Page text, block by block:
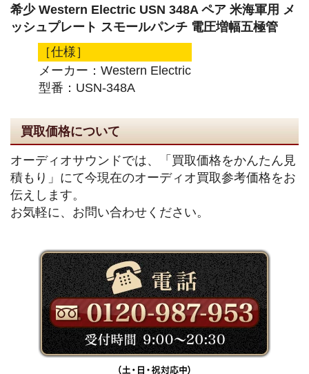
希少 Western Electric USN 348A ペア 米海軍用 メ
ッシュプレート スモールパンチ 電圧増幅五極管
［仕様］
メーカー：Western Electric
型番：USN-348A
買取価格について
オーディオサウンドでは、「買取価格をかんたん見
積もり」にて今現在のオーディオ買取参考価格をお
伝えします。
お気軽に、お問い合わせください。